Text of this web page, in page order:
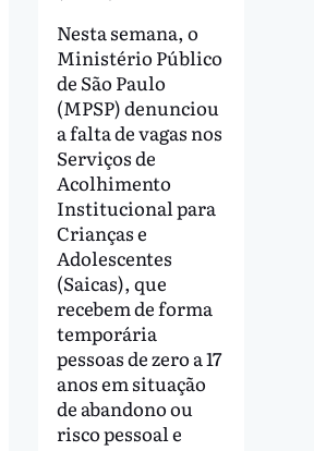
Nesta semana, o
Ministério Público
de São Paulo
(MPSP) denunciou
a falta de vagas nos
Serviços de
Acolhimento
Institucional para
Crianças e
Adolescentes
(Saicas), que
recebem de forma
temporária
pessoas de zero a 17
anos em situação
de abandono ou
risco pessoal e